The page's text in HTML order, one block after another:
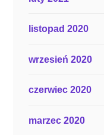
listopad 2020
wrzesień 2020
czerwiec 2020
marzec 2020